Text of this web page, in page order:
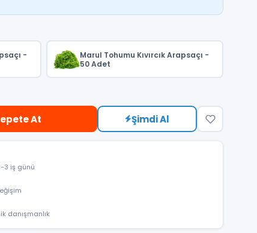
-
Marul Tohumu Kıvırcık Arapsaçı -
50 Adet
At Şimdi Al
3 iş günü
danışmanlık